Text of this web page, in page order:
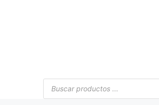
Búsqueda
de
productos